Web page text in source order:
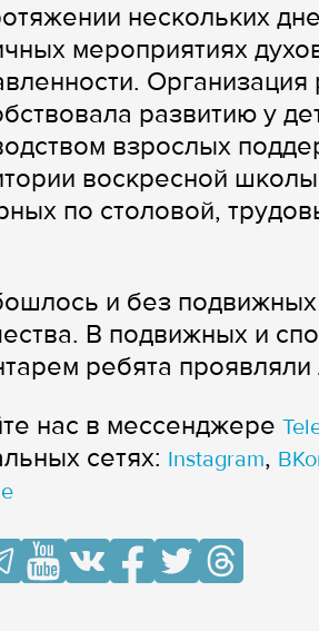
нескольких
мероприятиях
развитию у
взрослых
воскресной
по столовой,
и без подвижных
В подвижных и
ребята
нас в мессенджере
сетях: Instagram,